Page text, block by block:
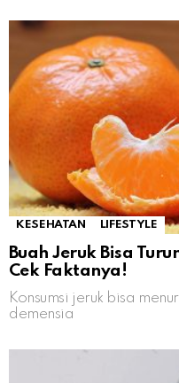
KESEHATAN LIFESTYLE
Buah Jeruk Bisa
Cek Faktanya!
Konsumsi jeruk bisa
demensia